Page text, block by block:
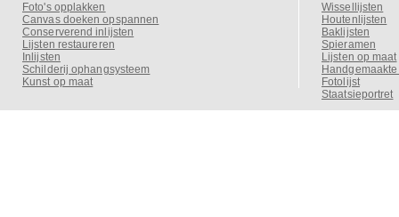
Foto's opplakken
Canvas doeken opspannen
Conserverend inlijsten
Lijsten restaureren
Inlijsten
Schilderij ophangsysteem
Kunst op maat
Wissellijsten
Houtenlijsten
Baklijsten
Spieramen
Lijsten op maat
Fotolijst
Staatsieportret